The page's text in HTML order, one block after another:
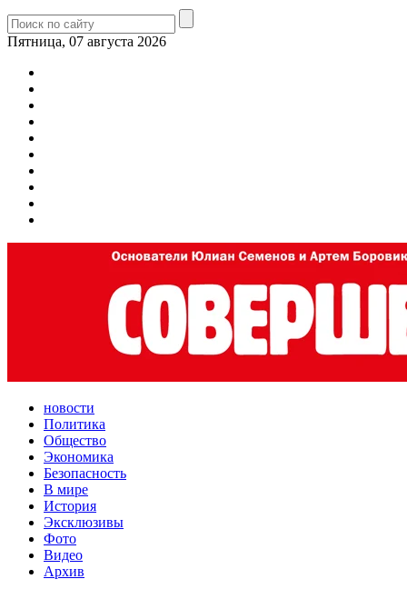
Пятница, 07 августа 2026
новости
Политика
Общество
Экономика
Безопасность
В мире
История
Эксклюзивы
Фото
Видео
Архив